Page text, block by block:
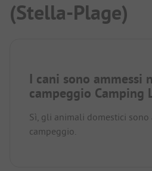
(Stella-Plage)
I cani sono ammessi
campeggio Camping
Sì, gli animali domestici sono
campeggio.